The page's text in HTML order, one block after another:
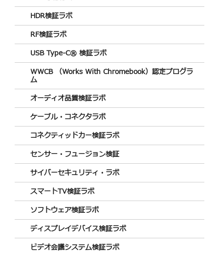
HDR検証ラボ
RF検証ラボ
USB Type-C® 検証ラボ
WWCB （Works With Chromebook）認定プログラ
ム
オーディオ品質検証ラボ
ケーブル・コネクタラボ
コネクティッドカー検証ラボ
センサー・フュージョン検証
サイバーセキュリティ・ラボ
スマートTV検証ラボ
ソフトウェア検証ラボ
ディスプレイデバイス検証ラボ
ビデオ会議システム検証ラボ